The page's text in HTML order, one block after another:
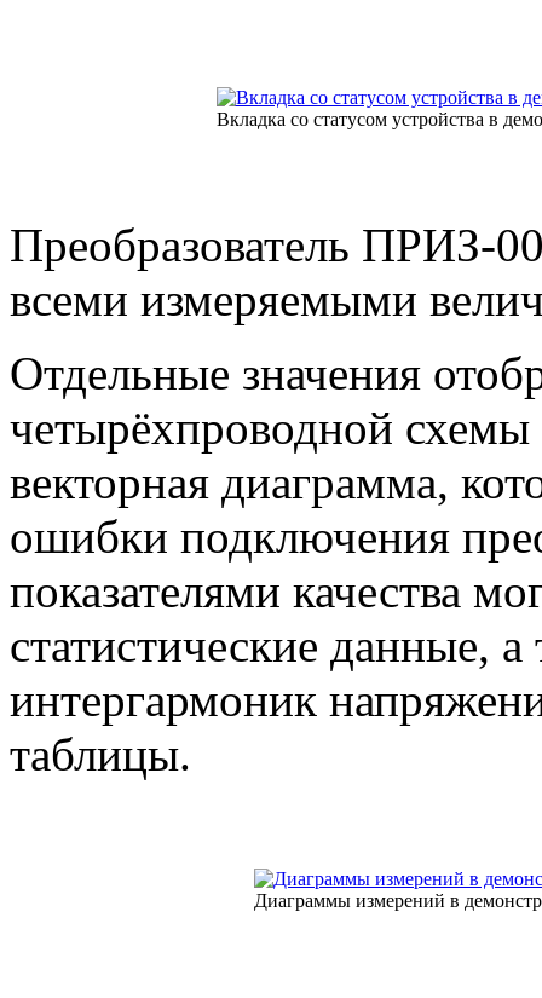
Вкладка со статусом устройства в
Преобразователь ПРИЗ-
всеми измеряемыми
Отдельные значения
четырёхпроводной
векторная диаграмма,
ошибки подключения
показателями качества
статистические данные,
интергармоник
таблицы.
Диаграммы измерений в